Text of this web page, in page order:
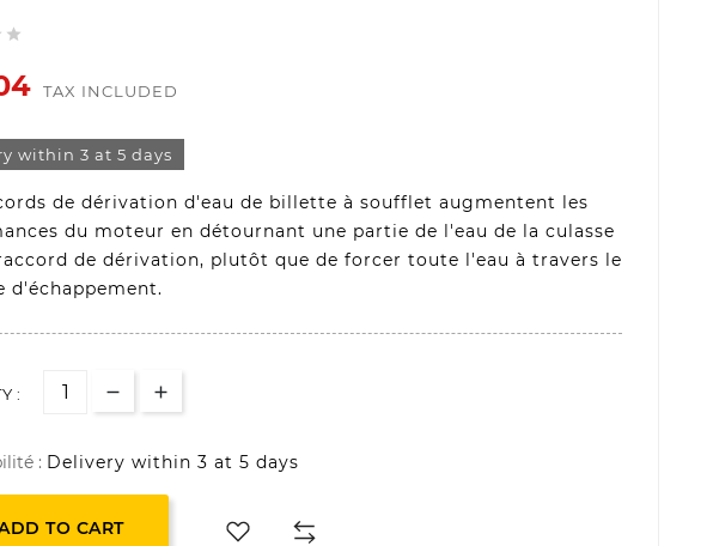

TAX INCLUDED
within 3 at 5 days
de dérivation d'eau de billette à soufflet augmentent les
du moteur en détournant une partie de l'eau de la culasse
de dérivation, plutôt que de forcer toute l'eau à travers le
d'échappement.
:
: Delivery within 3 at 5 days
TO CART